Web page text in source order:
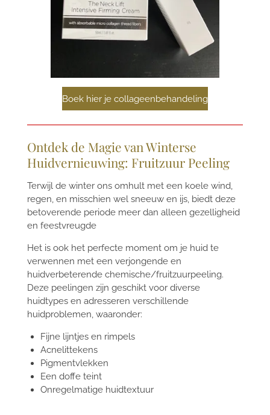
Boek hier je collageenbehandeling
Ontdek de Magie van Winterse
Huidvernieuwing: Fruitzuur Peeling
Terwijl de winter ons omhult met een koele wind,
regen, en misschien wel sneeuw en ijs, biedt deze
betoverende periode meer dan alleen gezelligheid
en feestvreugde
Het is ook het perfecte moment om je huid te
verwennen met een verjongendeen
huidverbeterende chemische/fruitzuurpeeling.
Deze peelingen zijn geschikt voor diverse
huidtypes en adresseren verschillende
huidproblemen, waaronder:
Fijne lijntjes en rimpels
Acnelittekens
Pigmentvlekken
Een doffe teint
Onregelmatige huidtextuur